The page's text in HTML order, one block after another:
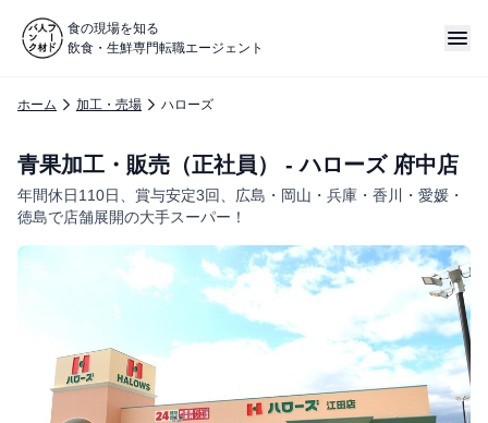
食の現場を知る
飲食・生鮮専門転職エージェント
ホーム 加工・売場 ハローズ
青果加工・販売（正社員） - ハローズ 府中店
年間休日110日、賞与安定3回、広島・岡山・兵庫・香川・愛媛・
徳島で店舗展開の大手スーパー！